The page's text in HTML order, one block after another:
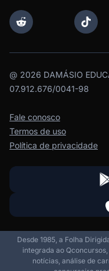
@ 2026 DAMÁSIO
07.912.676/0041-98
Fale conosco
Termos de uso
Política de privacidade
Desde 1985, a Folha
integrada ao
notícias, análise de